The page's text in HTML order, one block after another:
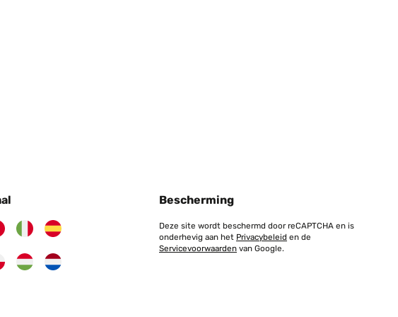
Sehr schöne Liegen. Ein tolles Geschenk für einen wunderbaren
Bescherming
Deze site wordt beschermd door reCAPTCHA en is
onderhevig aan het Privacybeleid en de
Servicevoorwaarden van Google.